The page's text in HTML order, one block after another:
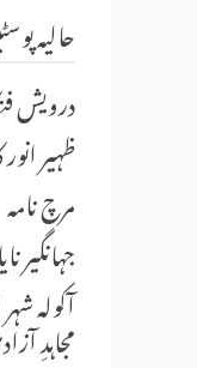
برائے:
حالیہ
درویش
ظہیر
مرچ نامہ
آکولہ
مجاہدِ